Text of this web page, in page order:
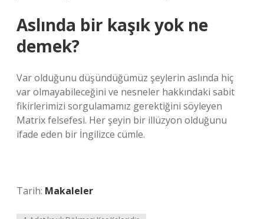
Aslında bir kaşık yok ne
demek?
Var olduğunu düşündüğümüz şeylerin aslında hiç
var olmayabileceğini ve nesneler hakkındaki sabit
fikirlerimizi sorgulamamız gerektiğini söyleyen
Matrix felsefesi. Her şeyin bir illüzyon olduğunu
ifade eden bir İngilizce cümle.
Tarih: Makaleler